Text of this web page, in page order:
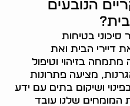
הנובעים
סיכוני בטיחות
דיירי הבית ואת
מתמחה בזיהוי וטיפול
מציעה פתרונות
ושיקום בתים עם ידע
המומחים שלנו עובד